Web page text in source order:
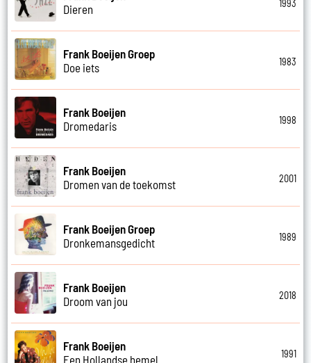
Dieren
1993
Frank Boeijen Groep
Doe iets
1983
Frank Boeijen
Dromedaris
1998
Frank Boeijen
Dromen van de toekomst
2001
Frank Boeijen Groep
Dronkemansgedicht
1989
Frank Boeijen
Droom van jou
2018
Frank Boeijen
Een Hollandse hemel
1991